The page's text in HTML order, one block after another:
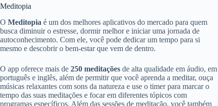
Meditopia
O Meditopia é um dos melhores aplicativos do mercado para quem
busca diminuir o estresse, dormir melhor e iniciar uma jornada de
autoconhecimento. Com ele, você pode dedicar um tempo para si
mesmo e descobrir o bem-estar que vem de dentro.
O app oferece mais de 250 meditações de alta qualidade em áudio, em
português e inglês, além de permitir que você aprenda a meditar, ouça
músicas relaxantes com sons da natureza e use o timer para marcar o
tempo das suas meditações e focar em diferentes tópicos com
programas específicos. Além das sessões de meditação, você também